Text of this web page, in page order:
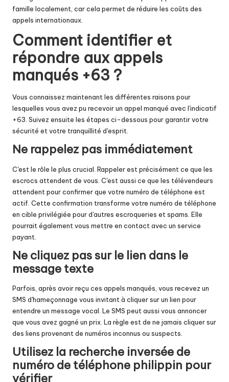
famille localement, car cela permet de réduire les coûts des
appels internationaux.
Comment identifier et
répondre aux appels
manqués +63 ?
Vous connaissez maintenant les différentes raisons pour
lesquelles vous avez pu recevoir un appel manqué avec l'indicatif
+63. Suivez ensuite les étapes ci-dessous pour garantir votre
sécurité et votre tranquillité d'esprit.
Ne rappelez pas immédiatement
C'est le rôle le plus crucial. Rappeler est précisément ce que les
escrocs attendent de vous. C'est aussi ce que les télévendeurs
attendent pour confirmer que votre numéro de téléphone est
actif. Cette confirmation transforme votre numéro de téléphone
en cible privilégiée pour d'autres escroqueries et spams. Elle
pourrait également vous mettre en contact avec un service
payant.
Ne cliquez pas sur le lien dans le
message texte
Parfois, après avoir reçu ces appels manqués, vous recevez un
SMS d'hameçonnage vous invitant à cliquer sur un lien pour
entendre un message vocal. Le SMS peut aussi vous annoncer
que vous avez gagné un prix. La règle est de ne jamais cliquer sur
des liens provenant de numéros inconnus ou suspects.
Utilisez la recherche inversée de
numéro de téléphone philippin pour
vérifier